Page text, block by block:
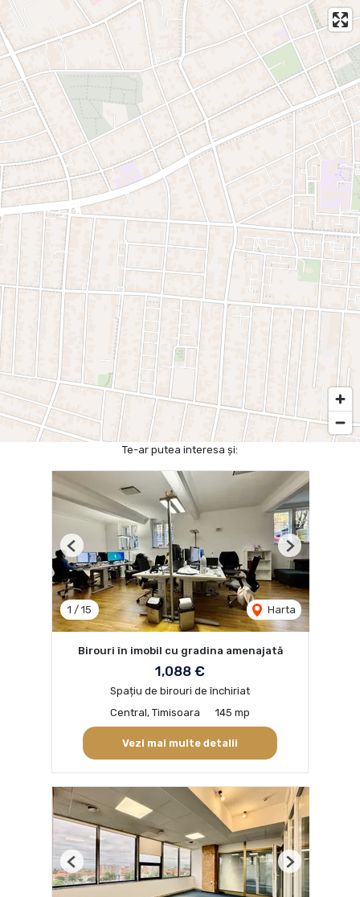
Te-ar putea interesa și:
1 / 15 Harta
Previous Next
Birouri în imobil cu gradina amenajată
1,088 €
Spațiu de birouri de închiriat
Central, Timisoara
145 mp
Vezi mai multe detalii
Previous Next